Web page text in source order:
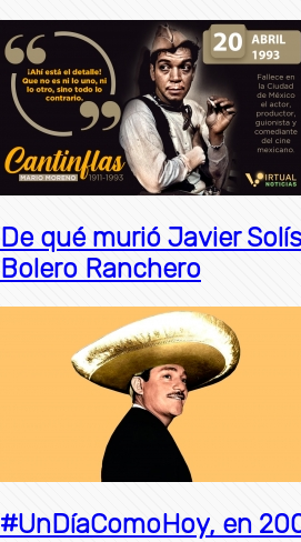
De qué murió Javier
Bolero Ranchero
#UnDíaComoHoy, en